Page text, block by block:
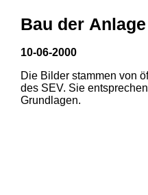
Bau der
10-06-2000
Die Bilder stammen von
des SEV. Sie
Grundlagen.